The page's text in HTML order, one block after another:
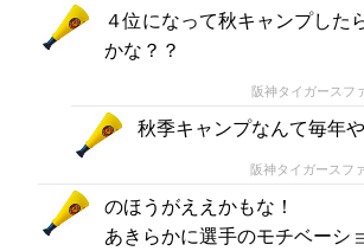
４位になって秋キャンプした
かな？？
阪神タイガースフ
秋季キャンプなんて毎年
阪神タイガースフ
のほうがええかもな！
あきらかに選手のモチベーシ